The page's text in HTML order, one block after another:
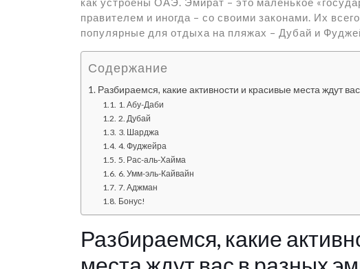
правителем и иногда – со своими законами. Их
популярные для отдыха на пляжах – Дубай и
Содержание
Разбираемся, какие активности и красивые места ждут
1. Абу-Даби
2. Дубай
3. Шарджа
4. Фуджейра
5. Рас-аль-Хайма
6. Умм-эль-Кайвайн
7. Аджман
Бонус!
Разбираемся, какие